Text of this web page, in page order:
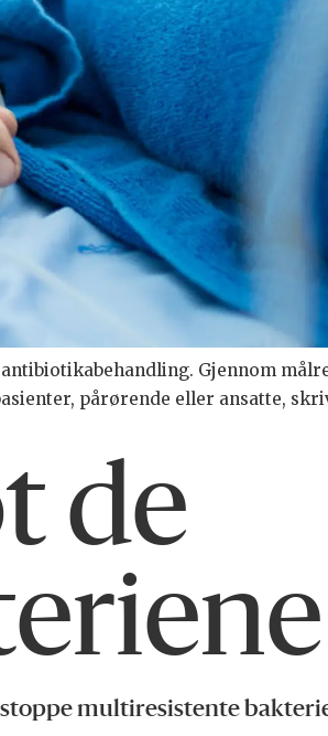
Gjennom
pårørende eller ansatte,
de
multiresistente